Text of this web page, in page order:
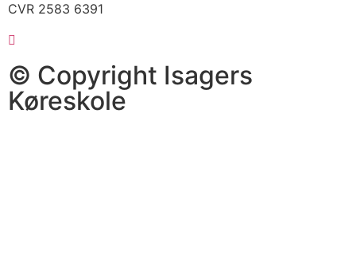
CVR 2583 6391
© Copyright Isagers
Køreskole